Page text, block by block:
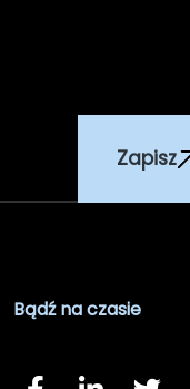
Zapisz
Bądź na czasie